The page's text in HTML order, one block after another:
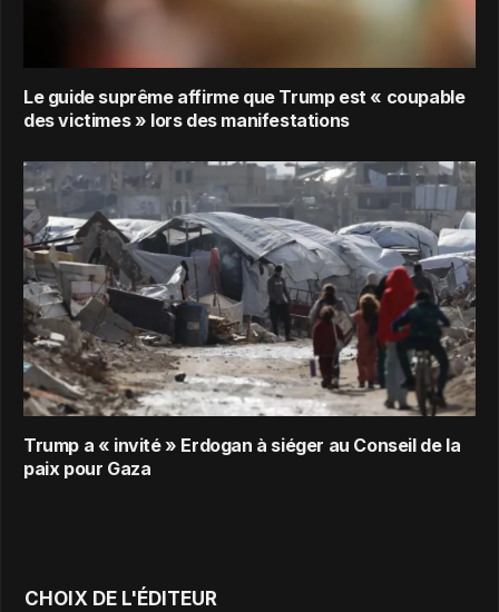
Le guide suprême affirme que Trump est « coupable
des victimes » lors des manifestations
Trump a « invité » Erdogan à siéger au Conseil de la
paix pour Gaza
CHOIX DE L'ÉDITEUR